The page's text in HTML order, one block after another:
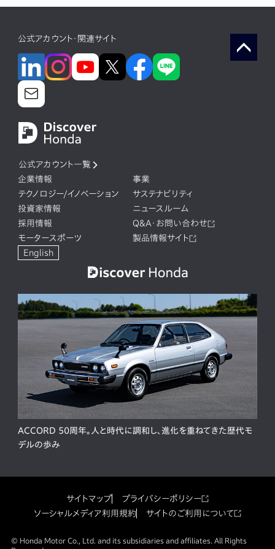
公式アカウント・関連サイト
公式アカウント一覧
企業情報
事業
テクノロジー/イノベーション
サステナビリティ
投資家情報
ニュースルーム
採用情報
Q&A・お問い合わせ
モータースポーツ
製品情報サイト
English
ACCORD 50周年。人と時代に調和し、進化を重ねてきた歴代モ
デルの歩み
サイトマップ
プライバシーポリシー
ソーシャルメディア利用規約
サイトのご利用について
© Honda Motor Co., Ltd. and its subsidiaries and affiliates. All Rights